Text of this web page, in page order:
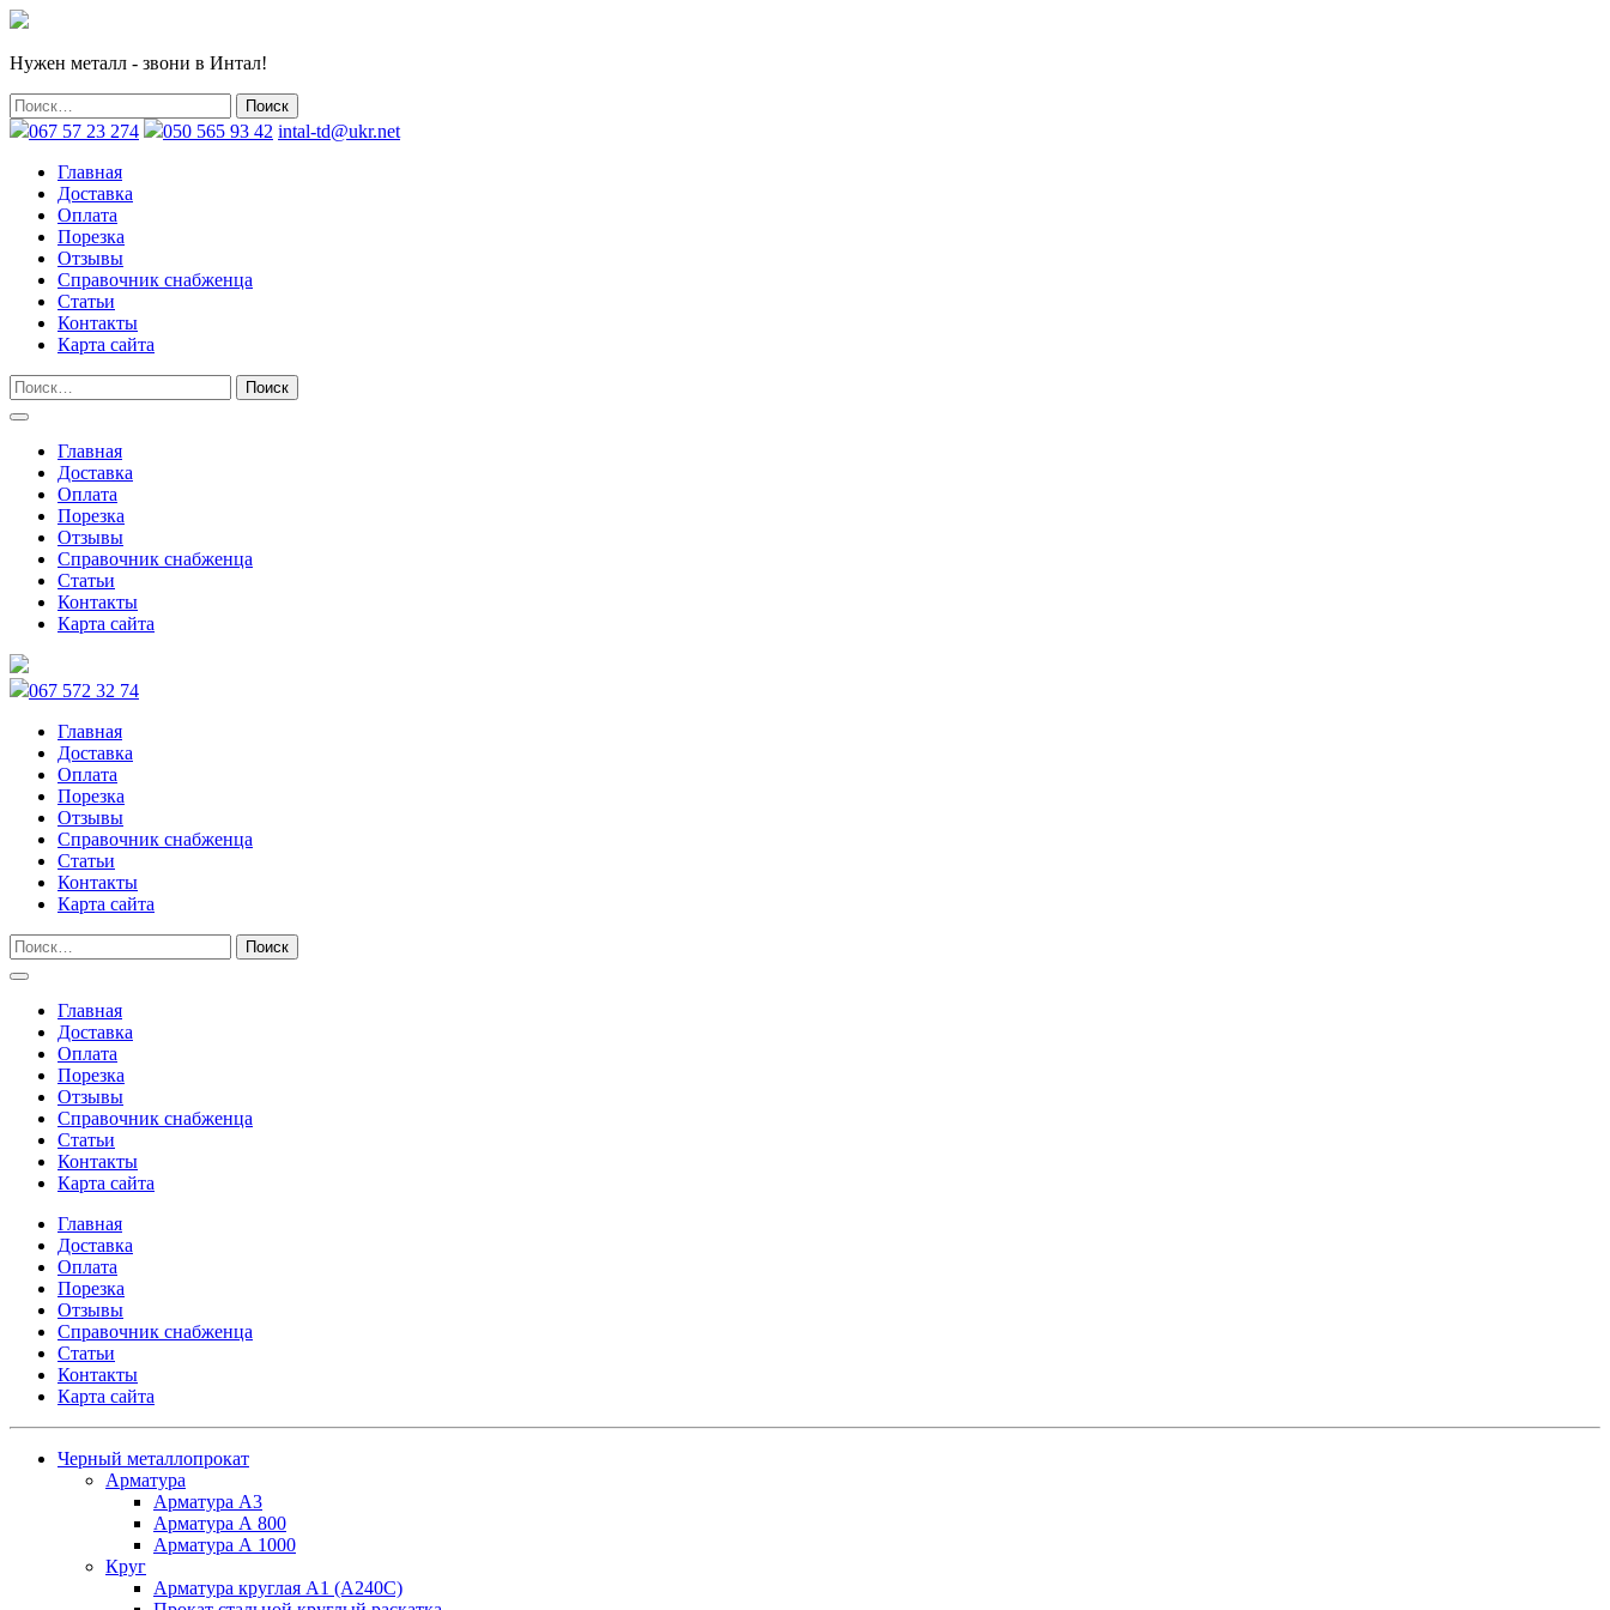
Нужен металл - звони в Интал!
067 57 23 274 050 565 93 42 intal-td@ukr.net
Главная
Доставка
Оплата
Порезка
Отзывы
Справочник снабженца
Статьи
Контакты
Карта сайта
Главная
Доставка
Оплата
Порезка
Отзывы
Справочник снабженца
Статьи
Контакты
Карта сайта
067 572 32 74
Главная
Доставка
Оплата
Порезка
Отзывы
Справочник снабженца
Статьи
Контакты
Карта сайта
Главная
Доставка
Оплата
Порезка
Отзывы
Справочник снабженца
Статьи
Контакты
Карта сайта
Главная
Доставка
Оплата
Порезка
Отзывы
Справочник снабженца
Статьи
Контакты
Карта сайта
Черный металлопрокат
Арматура
Арматура А3
Арматура А 800
Арматура А 1000
Круг
Арматура круглая А1 (А240C)